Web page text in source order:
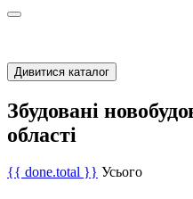
Дивитися каталог
Збудовані
області
{{ done.total }} Усього